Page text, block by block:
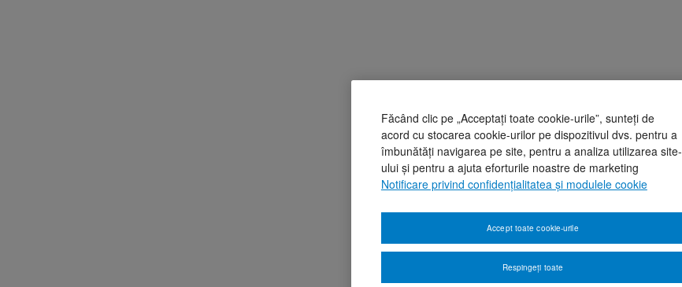
Făcând clic pe „Acceptați toate cookie-urile”, sunteți de
acord cu stocarea cookie-urilor pe dispozitivul dvs. pentru a
îmbunătăți navigarea pe site, pentru a analiza utilizarea site-
ului și pentru a ajuta eforturile noastre de marketing
Notificare privind confidențialitatea și modulele cookie
Respingeți toate
Accept toate cookie-urile